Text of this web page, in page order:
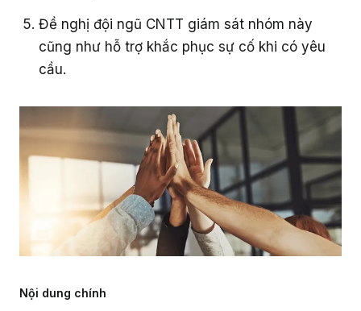
Đề nghị đội ngũ CNTT giám sát nhóm này
cũng như hỗ trợ khắc phục sự cố khi có yêu
cầu.
Nội dung chính